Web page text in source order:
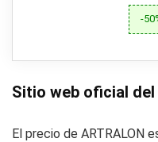
-
Sitio web oficial
El precio de ARTRALON